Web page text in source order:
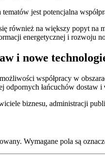
jest potencjalna
również na większy popyt na
energetycznej i rozwoju
i nowe
współpracy w
odpornych łańcuchów dostaw i
biznesu, administracji
Wymagane pola są